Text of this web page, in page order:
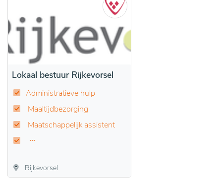
Lokaal bestuur Rijkevorsel
Administratieve hulp
Maaltijdbezorging
Maatschappelijk assistent
Rijkevorsel